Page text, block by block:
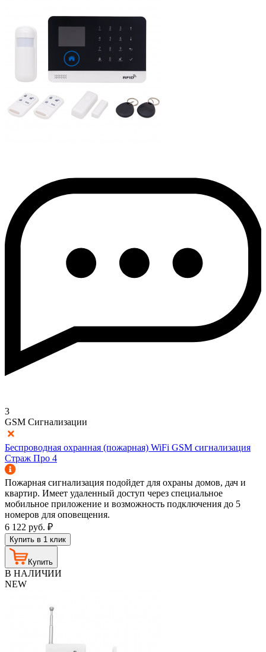
3
GSM Сигнализации
Беспроводная охранная (пожарная) WiFi GSM сигнализация
Страж Про 4
Пожарная сигнализация подойдет для охраны домов, дач и
квартир. Имеет удаленный доступ через специальное
мобильное приложение и возможность подключения до 5
номеров для оповещения.
6 122 руб. ₽
Купить в 1 клик
Купить
В НАЛИЧИИ
NEW